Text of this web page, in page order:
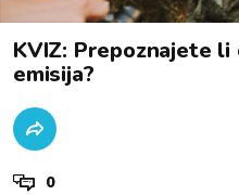
KVIZ: Prepoznajete
emisija?
0